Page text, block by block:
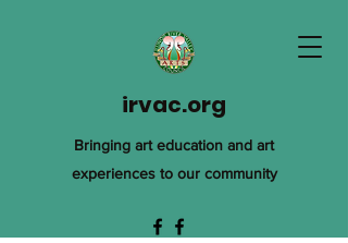
irvac.org
Bringing art education and art
experiences to our community